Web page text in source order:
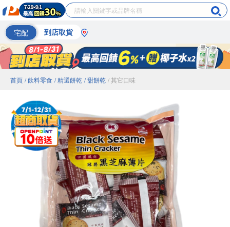
宅配 到店取貨
首頁 / 飲料零食 / 精選餅乾 / 甜餅乾 / 其它口味